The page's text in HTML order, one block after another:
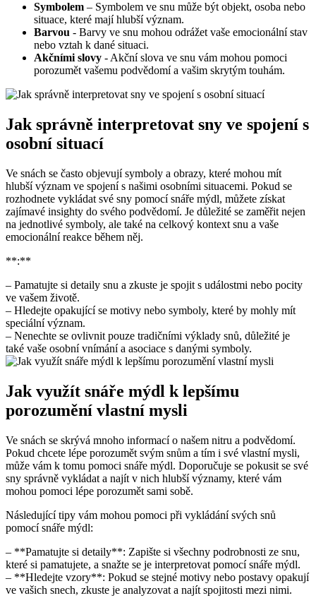
Symbolem – Symbolem ve snu může být objekt, osoba nebo
situace,⁤ které mají hlubší význam.
Barvou -‌ Barvy ve snu mohou odrážet vaše ⁤emocionální⁤ stav
‌nebo vztah k dané situaci.
Akčními⁣ slovy -‌ Akční slova ve‌ snu vám mohou pomoci
porozumět vašemu podvědomí ‌a vašim skrytým⁤ touhám.
Jak správně interpretovat‍ sny ve spojení s
osobní situací
Ve snách ‌se často objevují symboly⁤ a ‌obrazy, které ⁢mohou mít
hlubší význam⁤ ve spojení s našimi osobními situacemi.⁣ Pokud ⁣se‌
rozhodnete vykládat své sny ‍pomocí snáře mýdl, můžete získat
zajímavé ​insighty‌ do svého podvědomí. Je ‍důležité se ⁤zaměřit nejen
⁣na jednotlivé ⁣symboly, ale také na celkový kontext snu a vaše
⁣emocionální reakce během⁤ něj.
**:**
– Pamatujte ‌si detaily ‍snu a zkuste je⁤ spojit s událostmi⁢ nebo ​pocity
ve vašem životě.
– ⁣Hledejte opakující se motivy nebo symboly, které by​ mohly mít
speciální význam.
– Nenechte‍ se ovlivnit ‍pouze tradičními výklady⁤ snů,‍ důležité ‌je
také vaše osobní vnímání a asociace s danými symboly.
Jak využít snáře mýdl k‌ lepšímu
porozumění vlastní ‌mysli
Ve snách​ se skrývá mnoho informací o našem​ nitru a podvědomí.
Pokud chcete lépe porozumět svým ⁢snům a tím i své vlastní mysli,
‌může vám k tomu ⁢pomoci‍ snáře mýdl. Doporučuje⁣ se pokusit se své
sny správně vykládat a najít v nich​ hlubší významy, které vám
mohou pomoci lépe porozumět sami ⁢sobě.
Následující‌ tipy vám mohou‍ pomoci při vykládání svých snů
pomocí snáře⁢ mýdl:
– **Pamatujte ⁢si detaily**: Zapište si všechny podrobnosti⁢ ze snu,⁤
které ‌si pamatujete, a snažte se ⁢je interpretovat pomocí snáře mýdl.
– ⁢**Hledejte ⁢vzory**: Pokud se stejné motivy nebo postavy⁢ opakují⁢
ve vašich⁤ snech,⁤ zkuste je analyzovat a‍ najít ⁢spojitosti mezi ​nimi.